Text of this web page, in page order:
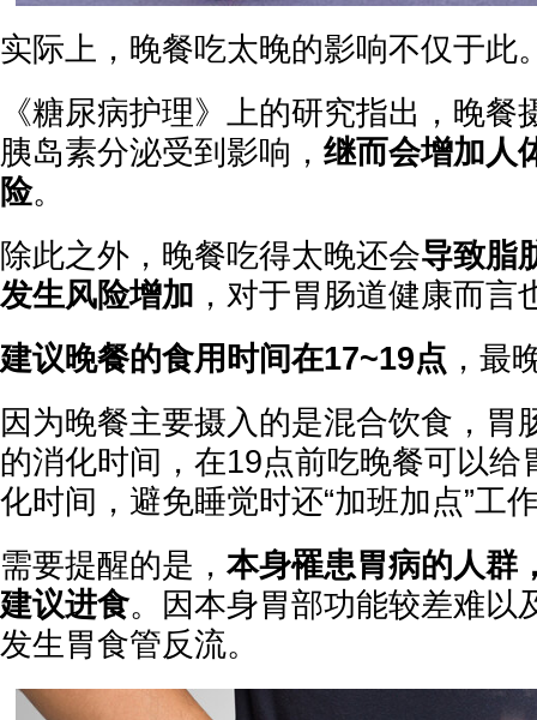
实际上，晚餐吃太晚的影响不仅于此
《糖尿病护理》上的研究指出，晚
胰岛素分泌受到影响， 继而会增加人
险。
除此之外，晚餐吃得太晚还会导致脂
发生风险增加 ，对于胃肠道健康而言
建议晚餐的食用时间在17~19点 ，最
因为晚餐主要摄入的是混合饮食，胃
的消化时间，在19点前吃晚餐可以给
化时间，避免睡觉时还“加班加点”工
需要提醒的是， 本身罹患胃病的人群
建议进食。因本身胃部功能较差难以
发生胃食管反流。